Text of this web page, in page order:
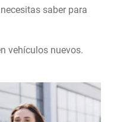
saber para
vehículos nuevos.